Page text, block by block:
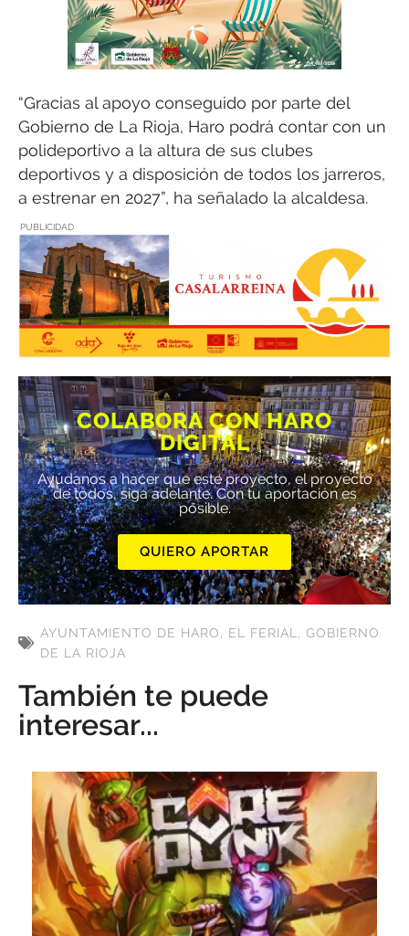
“Gracias al apoyo conseguido por parte del
Gobierno de La Rioja, Haro podrá contar con un
polideportivo a la altura de sus clubes
deportivos y a disposición de todos los jarreros,
a estrenar en 2027”, ha señalado la alcaldesa.
PUBLICIDAD
COLABORA CON HARO
DIGITAL
Ayúdanos a hacer que este proyecto, el proyecto
de todos, siga adelante. Con tu aportación es
posible.
QUIERO APORTAR
AYUNTAMIENTO DE HARO, EL FERIAL , GOBIERNO
DE LA RIOJA
También te puede
interesar...